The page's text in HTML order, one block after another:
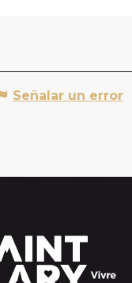
Señalar un error